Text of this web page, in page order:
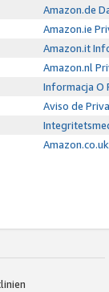
Amazon.de
Amazon.ie
Amazon.it
Amazon.nl
Informacja O
Aviso de